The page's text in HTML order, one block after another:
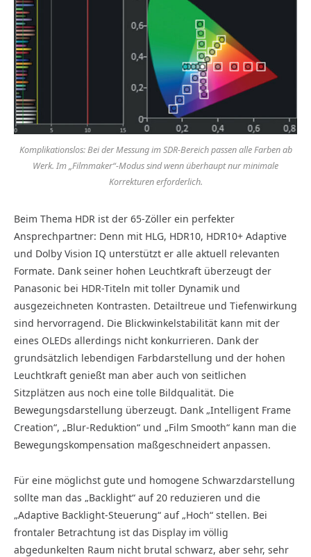
Komplikationslos: Bei der Messung im SDR-Bereich passen alle Farben ab
Werk. Im „Filmmaker“-Modus sind wenn überhaupt nur minimale
Korrekturen erforderlich.
Beim Thema HDR ist der 65-Zöller ein perfekter
Ansprechpartner: Denn mit HLG, HDR10, HDR10+ Adaptive
und Dolby Vision IQ unterstützt er alle aktuell relevanten
Formate. Dank seiner hohen Leuchtkraft überzeugt der
Panasonic bei HDR-Titeln mit toller Dynamik und
ausgezeichneten Kontrasten. Detailtreue und Tiefenwirkung
sind hervorragend. Die Blickwinkelstabilität kann mit der
eines OLEDs allerdings nicht konkurrieren. Dank der
grundsätzlich lebendigen Farbdarstellung und der hohen
Leuchtkraft genießt man aber auch von seitlichen
Sitzplätzen aus noch eine tolle Bildqualität. Die
Bewegungsdarstellung überzeugt. Dank „Intelligent Frame
Creation“, „Blur-Reduktion“ und „Film Smooth“ kann man die
Bewegungskompensation maßgeschneidert anpassen.
Für eine möglichst gute und homogene Schwarzdarstellung
sollte man das „Backlight“ auf 20 reduzieren und die
„Adaptive Backlight-Steuerung“ auf „Hoch“ stellen. Bei
frontaler Betrachtung ist das Display im völlig
abgedunkelten Raum nicht brutal schwarz, aber sehr, sehr